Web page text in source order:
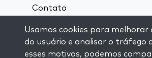
Contato
Política de Privacidade
Usamos cookies para melhorar
do usuário e analisar o tráfego
esses motivos, podemos